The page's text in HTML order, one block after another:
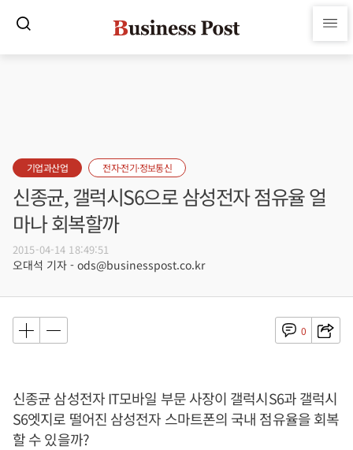
기업과산업 전자·전기·정보통신
신종균, 갤럭시S6으로 삼성전자 점유율 얼
마나 회복할까
2015-04-14 18:49:51
오대석 기자 - ods@businesspost.co.kr
0
신종균 삼성전자 IT모바일 부문 사장이 갤럭시S6과 갤럭시
S6엣지로 떨어진 삼성전자 스마트폰의 국내 점유율을 회복
할 수 있을까?